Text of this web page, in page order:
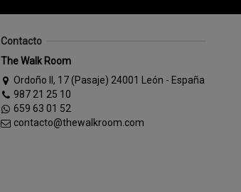
Contacto
The Walk Room
Ordoño II, 17 (Pasaje) 24001 León - España
987 21 25 10
659 63 01 52
contacto@thewalkroom.com